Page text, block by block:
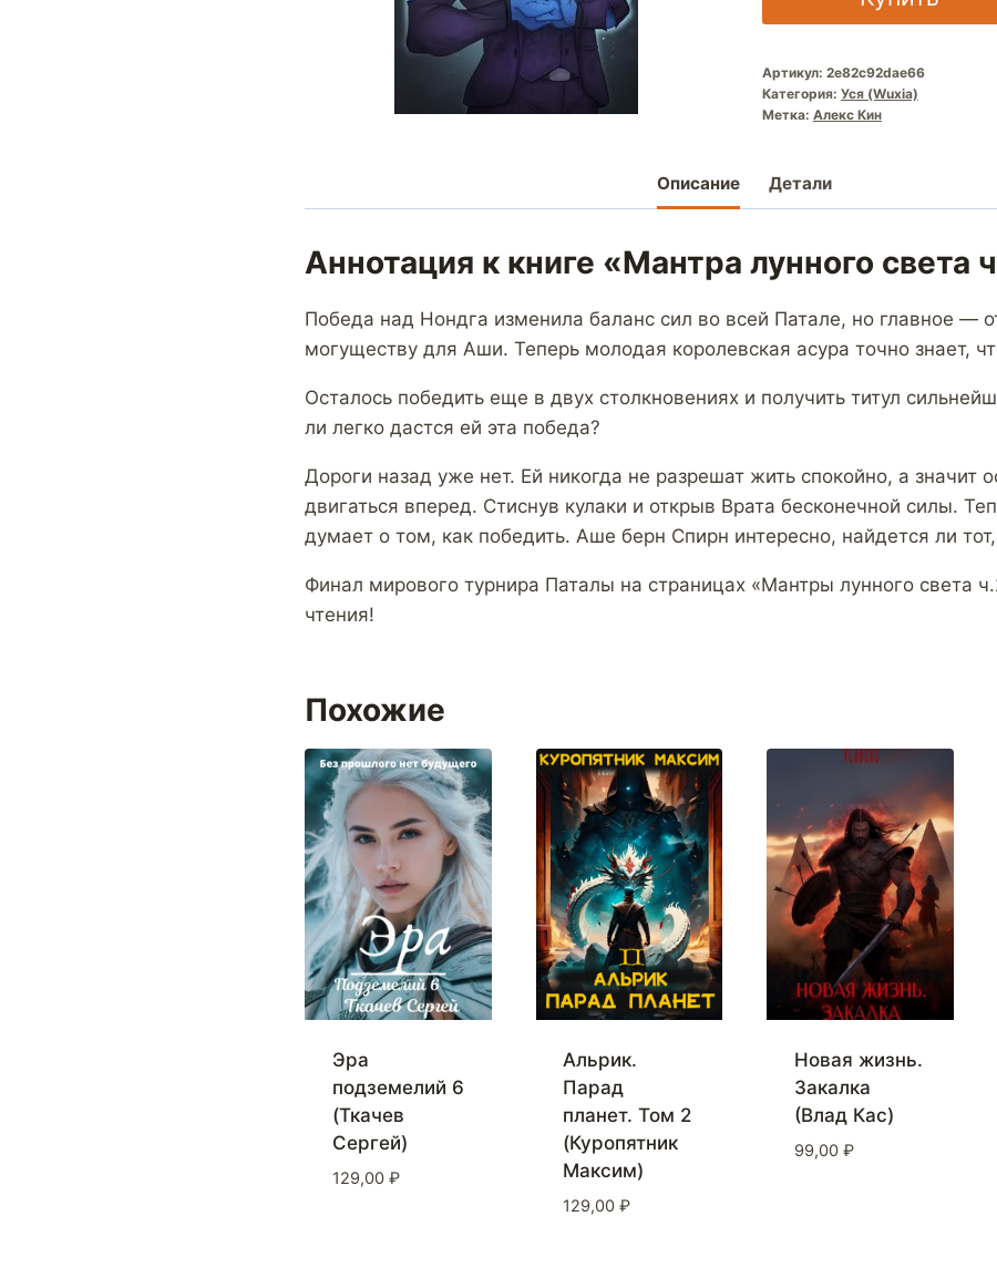
Артикул: 2e82c92dae66
Категория: Уся (Wuxia)
Метка: Алекс Кин
Описание Детали
Аннотация к книге «Мантра лунного света
Победа над Нондга изменила баланс сил во всей Патале, но главное —
могуществу для Аши. Теперь молодая королевская асура точно знает,
Осталось победить еще в двух столкновениях и получить титул
ли легко дастся ей эта победа?
Дороги назад уже нет. Ей никогда не разрешат жить спокойно, а значит
двигаться вперед. Стиснув кулаки и открыв Врата бесконечной силы.
думает о том, как победить. Аше берн Спирн интересно, найдется ли тот,
Финал мирового турнира Паталы на страницах «Мантры лунного света
чтения!
Похожие
Эра
подземелий 6
(Ткачев
Сергей)
129,00 ₽
Альрик.
Парад
планет. Том 2
(Куропятник
Максим)
129,00 ₽
Новая жизнь.
Закалка
(Влад Кас)
99,00 ₽